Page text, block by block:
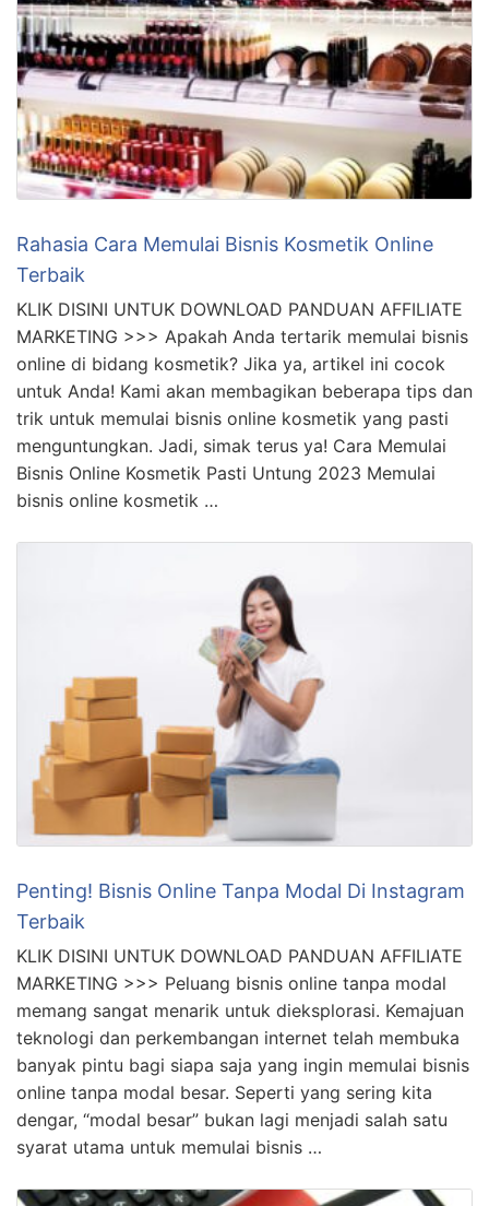
Rahasia Cara Memulai Bisnis Kosmetik Online
Terbaik
KLIK DISINI UNTUK DOWNLOAD PANDUAN AFFILIATE
MARKETING >>> Apakah Anda tertarik memulai bisnis
online di bidang kosmetik? Jika ya, artikel ini cocok
untuk Anda! Kami akan membagikan beberapa tips dan
trik untuk memulai bisnis online kosmetik yang pasti
menguntungkan. Jadi, simak terus ya! Cara Memulai
Bisnis Online Kosmetik Pasti Untung 2023 Memulai
bisnis online kosmetik …
Penting! Bisnis Online Tanpa Modal Di Instagram
Terbaik
KLIK DISINI UNTUK DOWNLOAD PANDUAN AFFILIATE
MARKETING >>> Peluang bisnis online tanpa modal
memang sangat menarik untuk dieksplorasi. Kemajuan
teknologi dan perkembangan internet telah membuka
banyak pintu bagi siapa saja yang ingin memulai bisnis
online tanpa modal besar. Seperti yang sering kita
dengar, “modal besar” bukan lagi menjadi salah satu
syarat utama untuk memulai bisnis …